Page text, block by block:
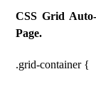
CSS Grid
Page.
.grid-container {